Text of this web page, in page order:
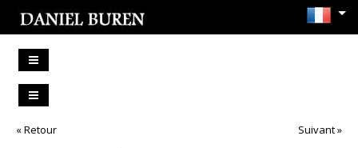
« Retour Suivant »